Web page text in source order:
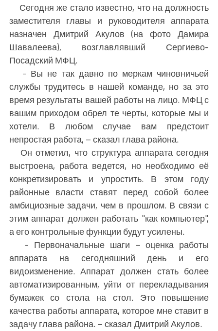
Сегодня же стало известно, что на должность
заместителя главы и руководителя аппарата
назначен Дмитрий Акулов (на фото Дамира
Шавалеева), возглавлявший Сергиево-
Посадский МФЦ.
- Вы не так давно по меркам чиновничьей
службы трудитесь в нашей команде, но за это
время результаты вашей работы на лицо. МФЦ с
вашим приходом обрел те черты, которые мы и
хотели. В любом случае вам предстоит
непростая работа, – сказал глава района.
Он отметил, что структура аппарата сегодня
выстроена, работа ведется, но необходимо её
конкретизировать и упростить. В этом году
районные власти ставят перед собой более
амбициозные задачи, чем в прошлом. В связи с
этим аппарат должен работать "как компьютер",
а его контрольные функции будут усилены.
- Первоначальные шаги – оценка работы
аппарата на сегодняшний день и его
видоизменение. Аппарат должен стать более
автоматизированным, уйти от перекладывания
бумажек со стола на стол. Это повышение
качества работы аппарата, которое мне ставит в
задачу глава района. – сказал Дмитрий Акулов.